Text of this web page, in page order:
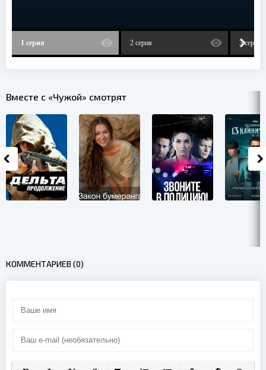
1 серия 2 серия 3 серия
Вместе с «Чужой» смотрят
КОММЕНТАРИЕВ (0)